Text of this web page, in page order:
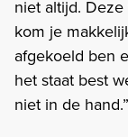
niet altijd.
kom je
afgekoeld ben
het staat best
niet in de hand.”